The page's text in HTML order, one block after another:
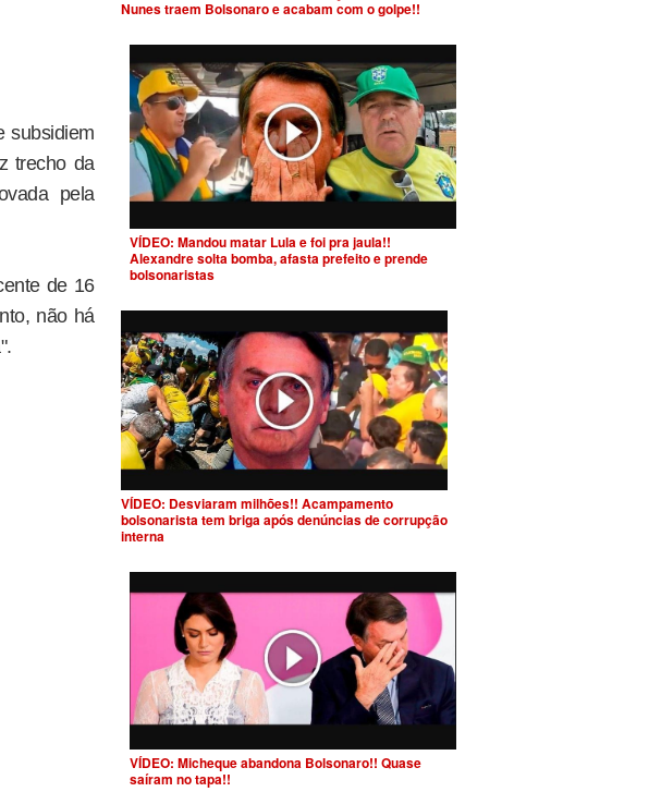
subsidiem
trecho da
pela
de 16
não há
Nunes traem Bolsonaro e acabam com o golpe!!
VÍDEO: Mandou matar Lula e foi pra jaula!!
Alexandre solta bomba, afasta prefeito e prende
bolsonaristas
VÍDEO: Desviaram milhões!! Acampamento
bolsonarista tem briga após denúncias de corrupção
interna
VÍDEO: Micheque abandona Bolsonaro!! Quase
saíram no tapa!!